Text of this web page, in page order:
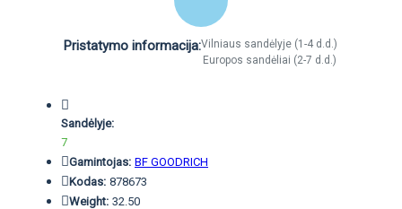
Pristatymo informacija:Vilniaus sandėlyje (1-4 d.d.)
Europos sandėliai (2-7 d.d.)
Sandėlyje:
7
Gamintojas: BF GOODRICH
Kodas: 878673
Weight: 32.50